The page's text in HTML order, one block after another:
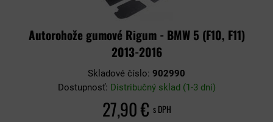
Autorohože gumové Rigum - BMW 5 (F10, F11)
2013-2016
Skladové číslo: 902990
Dostupnosť: Distribučný sklad (1-3 dni)
27,90 € s DPH